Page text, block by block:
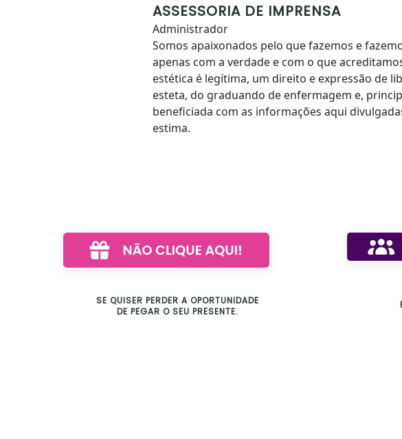
ASSESSORIA DE IMPRENSA
Administrador
Somos apaixonados pelo que fazemos e
apenas com a verdade e com o que
estética é legítima, um direito e expressão de
esteta, do graduando de enfermagem e,
beneficiada com as informações aqui
estima.
SE QUISER PERDER A OPORTUNIDADE
DE PEGAR O SEU PRESENTE.